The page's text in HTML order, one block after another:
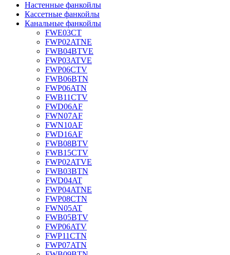
Настенные фанкойлы
Кассетные фанкойлы
Канальные фанкойлы
FWE03CT
FWP02ATNE
FWB04BTVE
FWP03ATVE
FWP06CTV
FWB06BTN
FWP06ATN
FWB11CTV
FWD06AF
FWN07AF
FWN10AF
FWD16AF
FWB08BTV
FWB15CTV
FWP02ATVE
FWB03BTN
FWD04AT
FWP04ATNE
FWP08CTN
FWN05AT
FWB05BTV
FWP06ATV
FWP11CTN
FWP07ATN